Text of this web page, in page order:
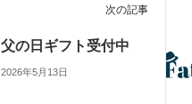
次の記事
父の日ギフト受付中
2026年5月13日